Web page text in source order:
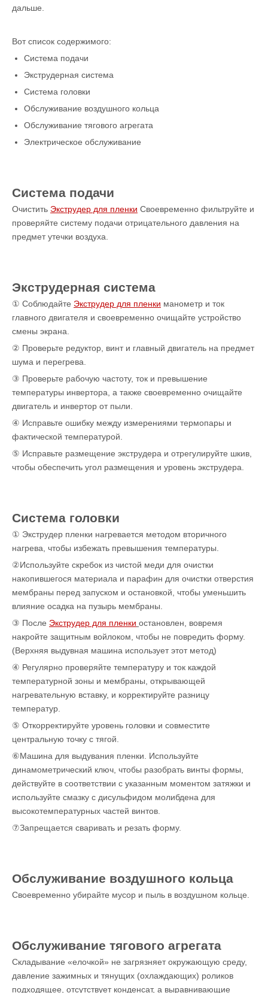
дальше.
Вот список содержимого:
Система подачи
Экструдерная система
Система головки
Обслуживание воздушного кольца
Обслуживание тягового агрегата
Электрическое обслуживание
Система подачи
Очистить Экструдер для пленки Своевременно фильтруйте и
проверяйте систему подачи отрицательного давления на
предмет утечки воздуха.
Экструдерная система
① Соблюдайте Экструдер для пленки манометр и ток
главного двигателя и своевременно очищайте устройство
смены экрана.
② Проверьте редуктор, винт и главный двигатель на предмет
шума и перегрева.
③ Проверьте рабочую частоту, ток и превышение
температуры инвертора, а также своевременно очищайте
двигатель и инвертор от пыли.
④ Исправьте ошибку между измерениями термопары и
фактической температурой.
⑤ Исправьте размещение экструдера и отрегулируйте шкив,
чтобы обеспечить угол размещения и уровень экструдера.
Система головки
① Экструдер пленки нагревается методом вторичного
нагрева, чтобы избежать превышения температуры.
②Используйте скребок из чистой меди для очистки
накопившегося материала и парафин для очистки отверстия
мембраны перед запуском и остановкой, чтобы уменьшить
влияние осадка на пузырь мембраны.
③ После Экструдер для пленки остановлен, вовремя
накройте защитным войлоком, чтобы не повредить форму.
(Верхняя выдувная машина использует этот метод)
④ Регулярно проверяйте температуру и ток каждой
температурной зоны и мембраны, открывающей
нагревательную вставку, и корректируйте разницу
температур.
⑤ Откорректируйте уровень головки и совместите
центральную точку с тягой.
⑥Машина для выдувания пленки. Используйте
динамометрический ключ, чтобы разобрать винты формы,
действуйте в соответствии с указанным моментом затяжки и
используйте смазку с дисульфидом молибдена для
высокотемпературных частей винтов.
⑦Запрещается сваривать и резать форму.
Обслуживание воздушного кольца
Своевременно убирайте мусор и пыль в воздушном кольце.
Обслуживание тягового агрегата
Складывание «елочкой» не загрязняет окружающую среду,
давление зажимных и тянущих (охлаждающих) роликов
подходящее, отсутствует конденсат, а выравнивающие